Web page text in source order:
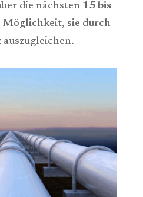
die nächsten 15 bis
Möglichkeit, sie durch